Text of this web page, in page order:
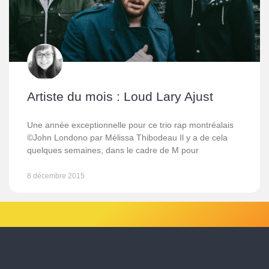
Artiste du mois : Loud Lary Ajust
Une année exceptionnelle pour ce trio rap montréalais
©John Londono par Mélissa Thibodeau Il y a de cela
quelques semaines, dans le cadre de M pour
8 décembre 2015